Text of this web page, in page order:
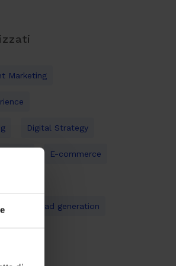
Marketing
Digital Strategy
E-commerce
Lead generation